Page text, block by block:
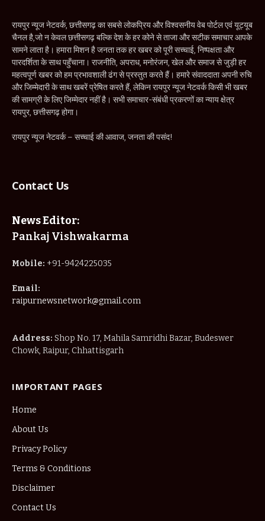
रायपुर न्यूज नेटवर्क, छत्तीसगढ़ का सबसे लोकप्रिय और विश्वसनीय वेब पोर्टल एवं यूट्यूब
चैनल है,जो न केवल छत्तीसगढ़ बल्कि देश के हर कोने से ताजा और सटीक समाचार आपके
सामने लाता है। हमारा मिशन है जनता तक हर खबर को पूरी सच्चाई, निष्पक्षता और
पारदर्शिता के साथ पहुँचाना। राजनीति, अपराध, मनोरंजन, खेल और समाज से जुड़ी हर
महत्वपूर्ण खबर को हम प्रभावशाली ढंग से प्रस्तुत करते हैं। हमारे संवाददाता अपनी रुचि
और जिम्मेदारी के साथ खबरें प्रेषित करते हैं, लेकिन रायपुर न्यूज नेटवर्क किसी भी खबर
की सामग्री के लिए जिम्मेदार नहीं है। सभी समाचार-संबंधी प्रकरणों का न्याय क्षेत्र
रायपुर, छत्तीसगढ़ होगा।
रायपुर न्यूज नेटवर्क – सच्चाई की आवाज, जनता की पसंद!
Contact Us
News Editor:
Pankaj Vishwakarma
Mobile: +91-9424225035
Email:
raipurnewsnetwork@gmail.com
Address: Shop No. 17, Mahila Samridhi Bazar, Budeswer
Chowk, Raipur, Chhattisgarh
IMPORTANT PAGES
Home
About Us
Privacy Policy
Terms & Conditions
Disclaimer
Contact Us